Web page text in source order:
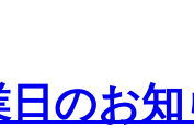
のお